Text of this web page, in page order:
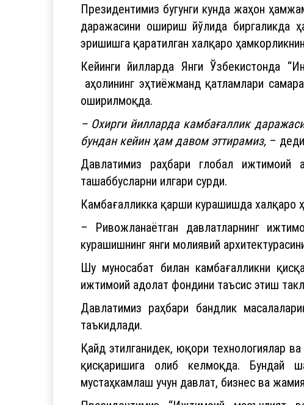
Президентимиз бугунги кунда жаҳон
даражасини ошириш йўлида биргаликда
эришишга қаратилган халқаро
Кейинги йилларда Янги Ўзбекистонда
аҳолининг эҳтиёжманд қатламлари
оширилмоқда.
– Охирги йилларда камбағаллик
бундан кейин ҳам давом эттирамиз, –
Давлатимиз раҳбари глобал ижтимоий
ташаббусларни илгари сурди.
Камбағалликка қарши курашишда халқаро
– Ривожланаётган давлатларнинг
курашишнинг янги молиявий
Шу муносабат билан камбағалликни
ижтимоий адолат фондини таъсис этиш
Давлатимиз раҳбари бандлик
таъкидлади.
Қайд этилганидек, юқори технологиялар
қисқаришига олиб келмоқда. Бундай
мустаҳкамлаш учун давлат, бизнес ва